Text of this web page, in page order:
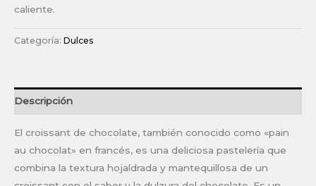
caliente.
Categoría: Dulces
Descripción
El croissant de chocolate, también conocido como «pain
au chocolat» en francés, es una deliciosa pastelería que
combina la textura hojaldrada y mantequillosa de un